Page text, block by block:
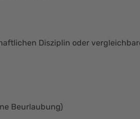
Disziplin oder
Beurlaubung)